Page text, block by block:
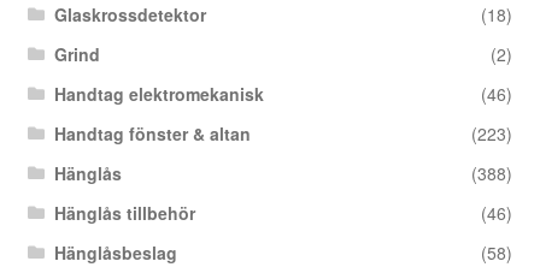
Glaskrossdetektor
(18)
Grind
(2)
Handtag elektromekanisk
(46)
Handtag fönster & altan
(223)
Hänglås
(388)
Hänglås tillbehör
(46)
Hänglåsbeslag
(58)